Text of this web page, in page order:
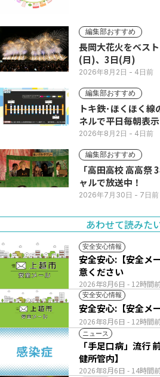
編集部おすすめ
長岡大花火をベス
(日)、3日(月)
2026年8月2日 - 4日前
編集部おすすめ
トキ鉄･ほくほく線の運行案
ネルで平日毎朝表示
2026年8月2日 - 4日前
編集部おすすめ
「高田高校 高高祭
ャルで放送中！
2026年7月30日 - 7日前
あわせて読みた
安全安心情報
2026年8月6日 - 12時間
安全安心:【安全メ
意ください
安全安心情報
2026年8月6日 - 12時間
安全安心:【安全メ
ニュース
2026年8月6日 - 14時間
「手足口病」流行 前の週の3倍に増加【上越保
健所管内】